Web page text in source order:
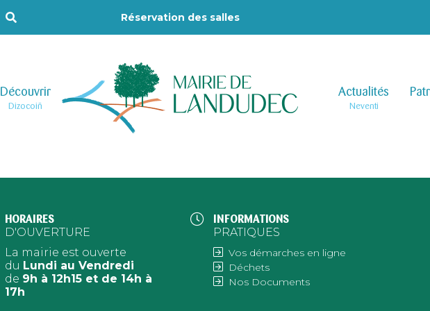
Réservation des salles
Découvrir
Dizocoiñ
Actualités
Neventi
HORAIRES
D'OUVERTURE
La mairie est ouverte
du Lundi au Vendredi
de 9h à 12h15 et de 14h à
17h
INFORMATIONS
PRATIQUES
Vos démarches en ligne
Déchets
Nos Documents